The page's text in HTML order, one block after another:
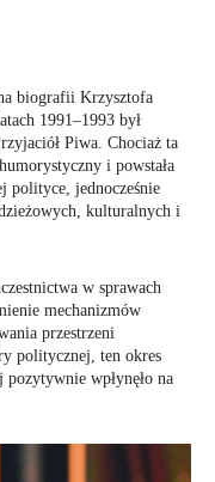
biografii Krzysztofa
1991–1993 był
Piwa. Chociaż ta
i powstała
polityce, jednocześnie
kulturalnych i
w sprawach
mechanizmów
przestrzeni
politycznej, ten okres
wpłynęło na